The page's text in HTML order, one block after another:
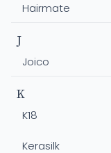
Hairmate
J
Joico
K
K18
Kerasilk